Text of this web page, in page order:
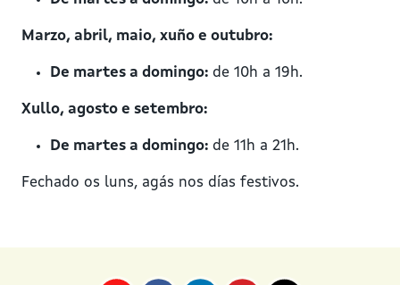
Marzo, abril, maio, xuño e outubro:
De martes a domingo: de 10h a 19h.
Xullo, agosto e setembro:
De martes a domingo: de 11h a 21h.
Fechado os luns, agás nos días festivos.